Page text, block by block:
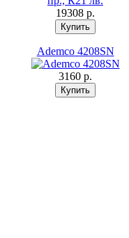
19308 p.
Ademco 4208SN
3160 p.